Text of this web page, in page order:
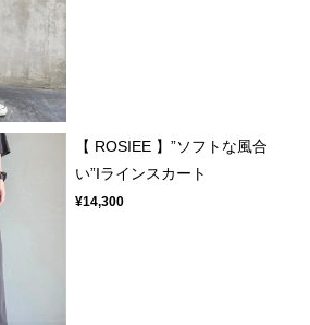
【 ROSIEE 】”ソフトな風合
い”Iラインスカート
¥14,300